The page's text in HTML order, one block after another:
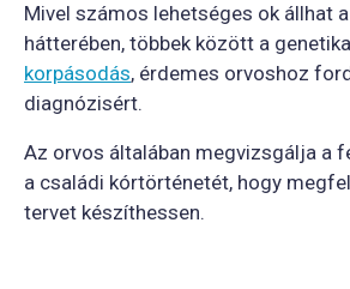
Mivel számos lehetséges ok állhat
hátterében, többek között a
korpásodás, érdemes orvoshoz
diagnózisért.
Az orvos általában megvizsgálja a
a családi kórtörténetét, hogy
tervet készíthessen.